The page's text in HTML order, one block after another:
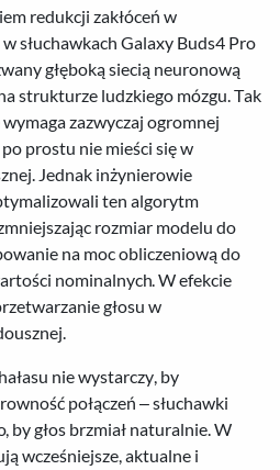
redukcji zakłóceń w
słuchawkach Galaxy Buds4 Pro
głęboką siecią neuronową
strukturze ludzkiego mózgu. Tak
zazwyczaj ogromnej
prostu nie mieści się w
Jednak inżynierowie
ten algorytm
rozmiar modelu do
na moc obliczeniową do
nominalnych. W efekcie
głosu w
nie wystarczy, by
połączeń – słuchawki
by głos brzmiał naturalnie. W
wcześniejsze, aktualne i